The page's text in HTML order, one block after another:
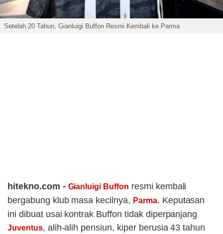
Setelah 20 Tahun, Gianluigi Buffon Resmi Kembali ke Parma
hitekno.com - Gianluigi Buffon resmi kembali
bergabung klub masa kecilnya, Parma. Keputasan
ini dibuat usai kontrak Buffon tidak diperpanjang
Juventus, alih-alih pensiun, kiper berusia 43 tahun